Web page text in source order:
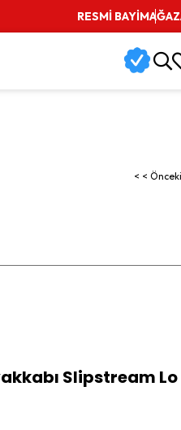
Vade Farksız 3
RESMİ BAYİ
< <
Slipstream Lo